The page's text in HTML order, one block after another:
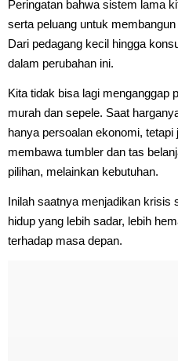
Peringatan bahwa sistem lama
serta peluang untuk
Dari pedagang kecil hingga
dalam perubahan ini.
Kita tidak bisa lagi menganggap
murah dan sepele. Saat
hanya persoalan ekonomi,
membawa tumbler dan tas
pilihan, melainkan kebutuhan.
Inilah saatnya menjadikan krisis
hidup yang lebih sadar, lebih
terhadap masa depan.